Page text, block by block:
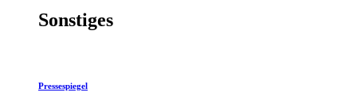
Sonstiges
Pressespiegel